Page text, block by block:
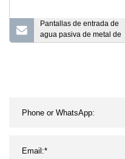
Pantallas de entrada de
agua pasiva de metal de
acero inoxidable 2507 de